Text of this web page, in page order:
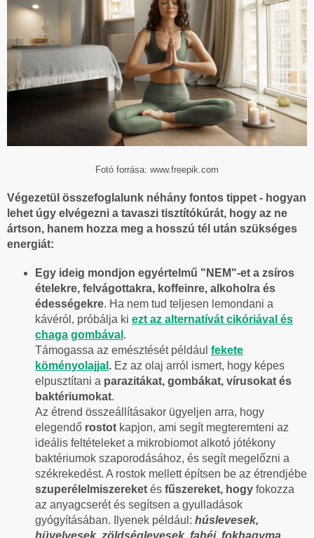
Fotó forrása: www.freepik.com
Végezetül összefoglalunk néhány fontos tippet - hogyan
lehet úgy elvégezni a tavaszi tisztítókúrát, hogy az ne
ártson, hanem hozza meg a hosszú tél után szükséges
energiát:
Egy ideig mondjon egyértelmű "NEM"-et a zsíros
ételekre, felvágottakra, koffeinre, alkoholra és
édességekre. Ha nem tud teljesen lemondani a
kávéról, próbálja ki ezt az alternatívát cikóriával és
chaga gombával .
Támogassa az emésztését például fekete
köményolajjal . Ez az olaj arról ismert, hogy képes
elpusztítani a parazitákat, gombákat, vírusokat és
baktériumokat.
Az étrend összeállításakor ügyeljen arra, hogy
elegendő rostot kapjon, ami segít megteremteni az
ideális feltételeket a mikrobiomot alkotó jótékony
baktériumok szaporodásához, és segít megelőzni a
székrekedést. A rostok mellett építsen be az étrendjébe
szuperélelmiszereket és fűszereket, hogy fokozza
az anyagcserét és segítsen a gyulladások
gyógyításában. Ilyenek például: húslevesek,
hüvelyesek, zöldséglevesek, fahéj, fokhagyma,